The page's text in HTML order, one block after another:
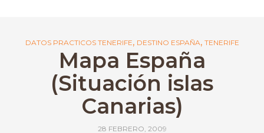
DATOS PRACTICOS TENERIFE, DESTINO ESPAÑA, TENERIFE
Mapa España
(Situación islas
Canarias)
28 FEBRERO, 2009